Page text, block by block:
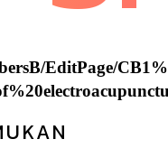
EditPage/